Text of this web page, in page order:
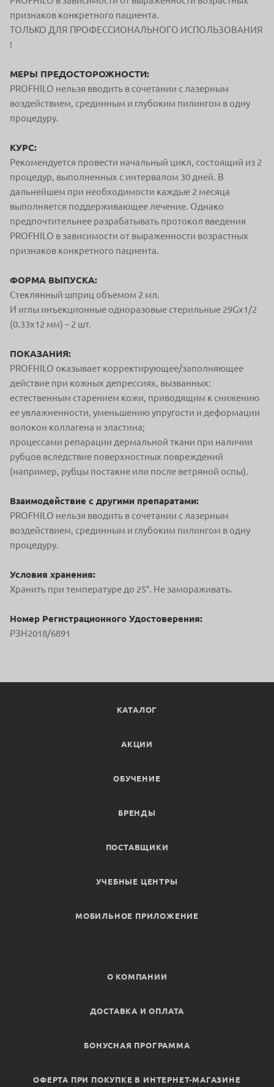
признаков конкретного пациента.
ТОЛЬКО ДЛЯ ПРОФЕССИОНАЛЬНОГО ИСПОЛЬЗОВАНИЯ
!
МЕРЫ ПРЕДОСТОРОЖНОСТИ:
PROFHILO нельзя вводить в сочетании с лазерным
воздействием, срединным и глубоким пилингом в одну
процедуру.
КУРС:
Рекомендуется провести начальный цикл, состоящий из 2
процедур, выполненных с интервалом 30 дней. В
дальнейшем при необходимости каждые 2 месяца
выполняется поддерживающее лечение. Однако
предпочтительнее разрабатывать протокол введения
PROFHILO в зависимости от выраженности возрастных
признаков конкретного пациента.
ФОРМА ВЫПУСКА:
Стеклянный шприц объемом 2 мл.
И иглы инъекционные одноразовые стерильные 29Gx1/2
(0.33x12 мм) – 2 шт.
ПОКАЗАНИЯ:
PROFHILO оказывает корректирующее/заполняющее
действие при кожных депрессиях, вызванных:
естественным старением кожи, приводящим к снижению
ее увлажненности, уменьшению упругости и деформации
волокон коллагена и эластина;
процессами репарации дермальной ткани при наличии
рубцов вследствие поверхностных повреждений
(например, рубцы постакне или после ветряной оспы).
Взаимодействие с другими препаратами:
PROFHILO нельзя вводить в сочетании с лазерным
воздействием, срединным и глубоким пилингом в одну
процедуру.
Условия хранения:
Хранить при температуре до 25°. Не замораживать.
Номер Регистрационного Удостоверения:
РЗН2018/6891
КАТАЛОГ
АКЦИИ
ОБУЧЕНИЕ
БРЕНДЫ
ПОСТАВЩИКИ
УЧЕБНЫЕ ЦЕНТРЫ
МОБИЛЬНОЕ ПРИЛОЖЕНИЕ
О КОМПАНИИ
ДОСТАВКА И ОПЛАТА
БОНУСНАЯ ПРОГРАММА
ОФЕРТА ПРИ ПОКУПКЕ В ИНТЕРНЕТ-МАГАЗИНЕ